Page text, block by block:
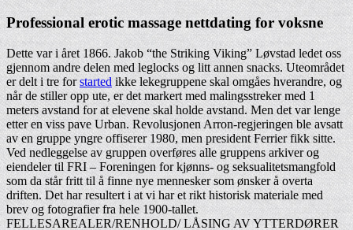
Professional erotic massage nettdating for voksne
Dette var i året 1866. Jakob “the Striking Viking” Løvstad ledet oss
gjennom andre delen med leglocks og litt annen snacks. Uteområdet
er delt i tre forstartedikke lekegruppene skal omgåes hverandre, og
når de stiller opp ute, er det markert med malingsstreker med 1
meters avstand for at elevene skal holde avstand. Men det var lenge
etter en viss pave Urban. Revolusjonen Arron-regjeringen ble avsatt
av en gruppe yngre offiserer 1980, men president Ferrier fikk sitte.
Ved nedleggelse av gruppen overføres alle gruppens arkiver og
eiendeler til FRI – Foreningen for kjønns- og seksualitetsmangfold
som da står fritt til å finne nye mennesker som ønsker å overta
driften. Det har resultert i at vi har et rikt historisk materiale med
brev og fotografier fra hele 1900-tallet.
FELLESAREALER/RENHOLD/ LÅSING AV YTTERDØRER